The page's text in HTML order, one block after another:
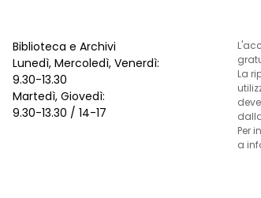
Biblioteca e Archivi
Lunedì, Mercoledì, Venerdì:
9.30-13.30
Martedì, Giovedì:
9.30-13.30 / 14-17
La
Per
a